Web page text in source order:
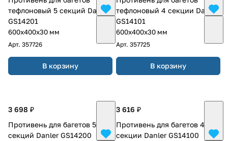
тефлоновый 5 секций Danler
GS14201
600х400х30 мм
Арт. 357726
В корзину
тефлоновый 4 секции Danler
GS14101
600х400х30 мм
Арт. 357725
В корзину
3 698 ₽
Противень для багетов 5
секций Danler GS14200
3 616 ₽
Противень для багетов 4
секции Danler GS14100